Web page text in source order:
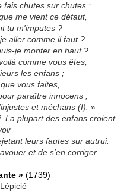
fais chutes sur chutes :
me vient ce défaut,
tu m'imputes ?
aller comme il faut ?
je monter en haut ?
comme vous êtes,
les enfans ;
vous faites,
paraître innocens ;
et méchans (I). »
La plupart des enfans croient
leurs fautes sur autrui.
et de s'en corriger.
» (1739)